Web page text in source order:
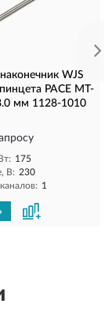
WJS
PACE MT-
мм 1128-1010
175
В: 230
1